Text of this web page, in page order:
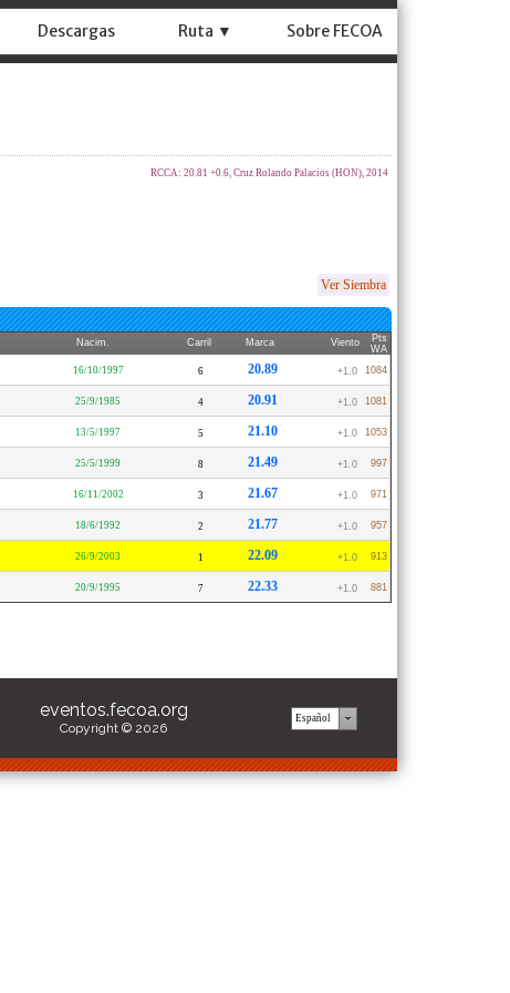
Descargas Ruta ▼ Sobre FECOA
RCCA: 20.81 +0.6, Cruz Rolando Palacios (HON), 2014
Ver Siembra
Nacim. Carril Marca Viento
Pts
WA
16/10/1997 6 20.89 +1.0 1084
25/9/1985 4 20.91 +1.0 1081
13/5/1997 5 21.10 +1.0 1053
25/5/1999 8 21.49 +1.0 997
16/11/2002 3 21.67 +1.0 971
18/6/1992 2 21.77 +1.0 957
26/9/2003 1 22.09 +1.0 913
20/9/1995 7 22.33 +1.0 881
eventos.fecoa.org
Copyright © 2026